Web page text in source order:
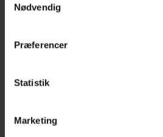
Nødvendig
Præferencer
Statistik
Marketing
urinen.
præparater i vores mikroskop,